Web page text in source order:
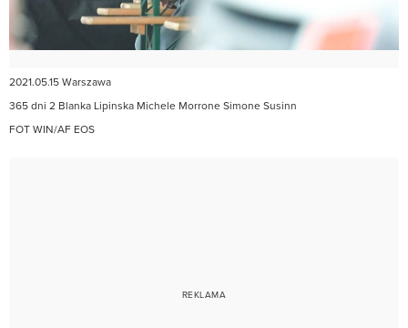
2021.05.15 Warszawa
365 dni 2 Blanka Lipinska Michele Morrone Simone Susinn
FOT WIN/AF EOS